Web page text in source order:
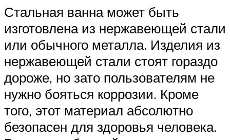
Стальная ванна может быть
изготовлена из нержавеющей стали
или обычного металла. Изделия из
нержавеющей стали стоят гораздо
дороже, но зато пользователям не
нужно бояться коррозии. Кроме
того, этот материал абсолютно
безопасен для здоровья человека.